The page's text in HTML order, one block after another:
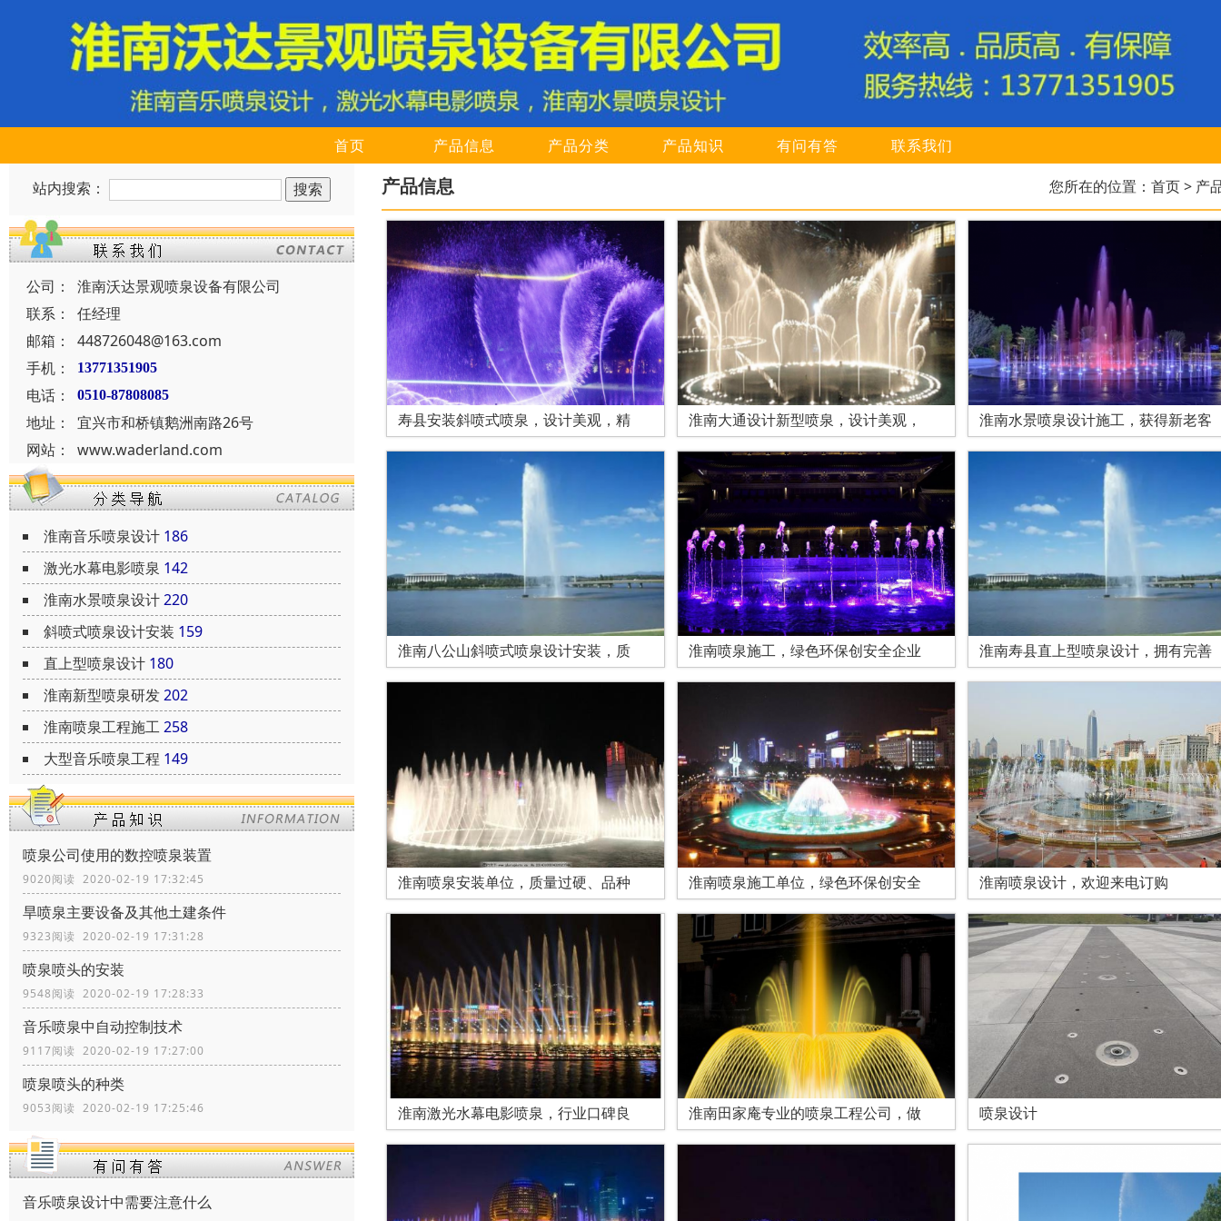
首页 产品信息 产品分类 产品知识 有问有答 联系我们
站内搜索：
公司：
淮南沃达景观喷泉设备有限公司
联系：
任经理
邮箱：
448726048@163.com
手机：
13771351905
电话： 0510-87808085
地址：
宜兴市和桥镇鹅洲南路26号
网站：
www.waderland.com
淮南音乐喷泉设计 186
激光水幕电影喷泉 142
淮南水景喷泉设计220
斜喷式喷泉设计安装 159
直上型喷泉设计 180
淮南新型喷泉研发202
淮南喷泉工程施工258
大型音乐喷泉工程 149
喷泉公司使用的数控喷泉装置
9020阅读 2020-02-19 17:32:45
旱喷泉主要设备及其他土建条件
9323阅读 2020-02-19 17:31:28
喷泉喷头的安装
9548阅读 2020-02-19 17:28:33
音乐喷泉中自动控制技术
9117阅读 2020-02-19 17:27:00
喷泉喷头的种类
9053阅读 2020-02-19 17:25:46
音乐喷泉设计中需要注意什么
产品信息 您所在的位置： 首页> 产
寿县安装斜喷式喷泉，设计美观，精 淮南大通设计新型喷泉，设计美观， 淮南水景喷泉设计施工，获得新老客
淮南八公山斜喷式喷泉设计安装，质 淮南喷泉施工，绿色环保创安全企业 淮南寿县直上型喷泉设计，拥有完善
淮南喷泉安装单位，质量过硬、品种 淮南喷泉施工单位，绿色环保创安全 淮南喷泉设计，欢迎来电订购
淮南激光水幕电影喷泉，行业口碑良 淮南田家庵专业的喷泉工程公司，做 喷泉设计